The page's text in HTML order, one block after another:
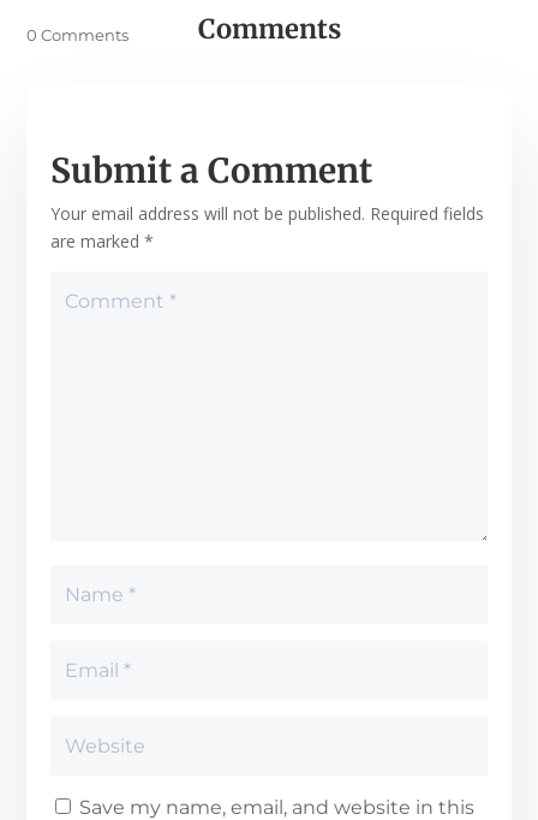
Comments
0 Comments
Submit a Comment
Your email address will not be published. Required fields
are marked*
Save my name, email, and website in this